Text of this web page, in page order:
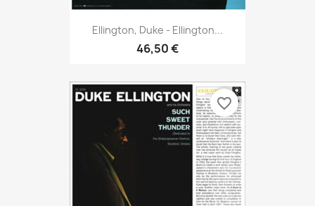
Ellington, Duke - Ellington...
46,50 €
favorite_border